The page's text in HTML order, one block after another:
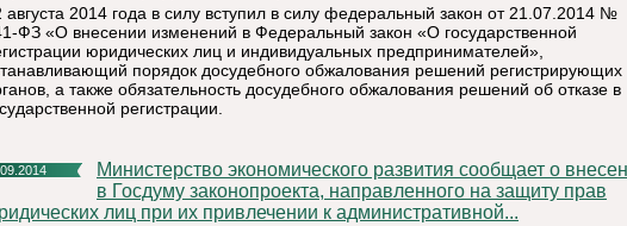
августа 2014 года в силу вступил в силу федеральный закон от 21.07.2014 №
ФЗ «О внесении изменений в Федеральный закон «О государственной
юридических лиц и индивидуальных предпринимателей»,
порядок досудебного обжалования решений регистрирующих
а также обязательность досудебного обжалования решений об отказе в
регистрации.
Министерство экономического развития сообщает о внесении
в Госдуму законопроекта, направленного на защиту прав
лиц при их привлечении к административной...